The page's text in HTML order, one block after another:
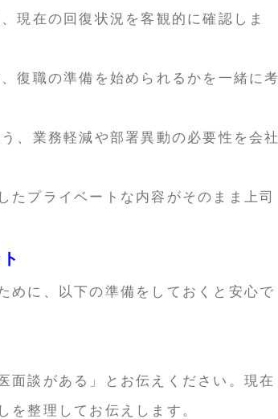
現在の回復状況を客観的に確認しま
復職の準備を始められるかを一緒に考
、業務軽減や部署異動の必要性を会社
たプライベートな内容がそのまま上司
めに、以下の準備をしておくと安心で
面談がある」とお伝えください。現在
を整理してお伝えします。